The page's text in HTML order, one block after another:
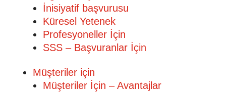
İnisiyatif başvurusu
Küresel Yetenek
Profesyoneller İçin
SSS – Başvuranlar İçin
Müşteriler için
Müşteriler İçin – Avantajlar